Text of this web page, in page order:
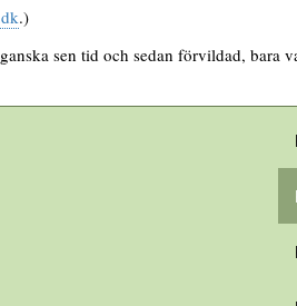
.)
sen tid och sedan förvildad, bara